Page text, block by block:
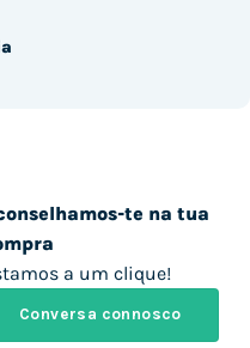
te na tua
a um clique!
Conversa connosco